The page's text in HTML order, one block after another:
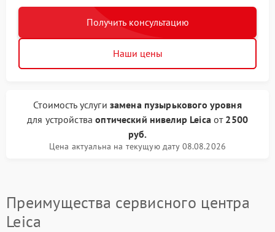
Получить консультацию
Наши цены
Стоимость услуги замена пузырькового уровня
для устройстваоптический нивелир Leicaот 2500
руб.
Цена актуальна на текущую дату 08.08.2026
Преимущества сервисного центра
Leica